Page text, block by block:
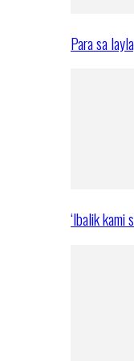
Para sa
‘Ibalik kami